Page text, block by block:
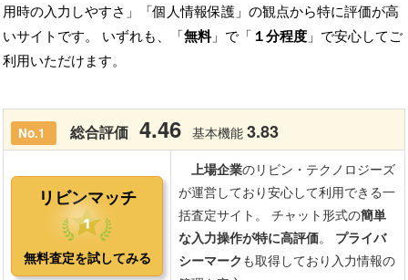
用時の入力しやすさ」「個人情報保護」の観点から特に評価が高
いサイトです。 いずれも、「無料」で「 １分程度 」で安心してご
利用いただけます。